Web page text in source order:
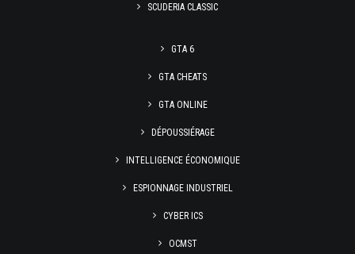
SCUDERIA CLASSIC
GTA 6
GTA CHEATS
GTA ONLINE
DÉPOUSSIÉRAGE
INTELLIGENCE ÉCONOMIQUE
ESPIONNAGE INDUSTRIEL
CYBER ICS
OCMST